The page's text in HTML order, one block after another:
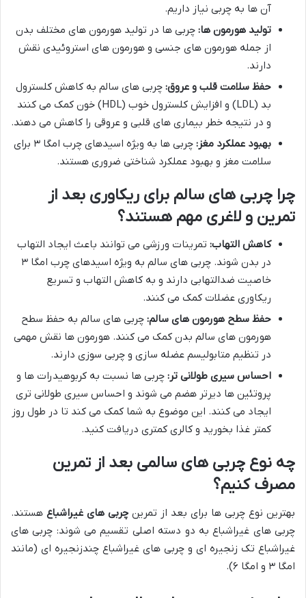
آن ها به چربی نیاز داریم.
تولید هورمون ها: چربی ها در تولید هورمون های مختلف بدن
از جمله هورمون های جنسی و هورمون های استروئیدی نقش
دارند.
حفظ سلامت قلب و عروق: چربی های سالم به کاهش کلسترول
بد (LDL) و افزایش کلسترول خوب (HDL) خون کمک می کنند
و در نتیجه خطر بیماری های قلبی و عروقی را کاهش می دهند.
بهبود عملکرد مغز:
چربی ها به ویژه اسیدهای چرب امگا ۳ برای
سلامت مغز و بهبود عملکرد شناختی ضروری هستند.
چرا چربی های سالم برای ریکاوری بعد از
تمرین و لاغری مهم هستند؟
کاهش التهاب: تمرینات ورزشی می توانند باعث ایجاد التهاب
در بدن شوند. چربی های سالم به ویژه اسیدهای چرب امگا ۳
خاصیت ضدالتهابی دارند و به کاهش التهاب و تسریع
ریکاوری عضلات کمک می کنند.
حفظ سطح هورمون های سالم: چربی های سالم به حفظ سطح
هورمون های سالم بدن کمک می کنند. هورمون ها نقش مهمی
در تنظیم متابولیسم عضله سازی و چربی سوزی دارند.
احساس سیری طولانی تر: چربی ها نسبت به کربوهیدرات ها و
پروتئین ها دیرتر هضم می شوند و احساس سیری طولانی تری
ایجاد می کنند. این موضوع به شما کمک می کند تا در طول روز
کمتر غذا بخورید و کالری کمتری دریافت کنید.
چه نوع چربی های سالمی بعد از تمرین
مصرف کنیم؟
بهترین نوع چربی ها برای بعد از تمرین چربی های غیراشباع هستند.
چربی های غیراشباع به دو دسته اصلی تقسیم می شوند: چربی های
غیراشباع تک زنجیره ای و چربی های غیراشباع چندزنجیره ای (مانند
امگا ۳ و امگا ۶).